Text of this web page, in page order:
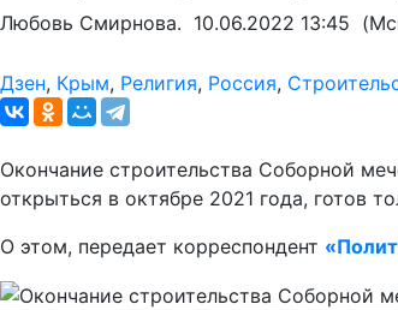
Любовь Смирнова. 10.06.2022 13:45
Дзен, Крым, Религия, Россия,
Окончание строительства Соборной
открыться в октябре 2021 года, готов
О этом, передает корреспондент